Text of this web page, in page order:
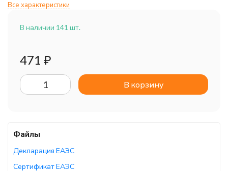
Все характеристики
В наличии 141 шт.
471 ₽
В корзину
Файлы
Декларация ЕАЭС
Сертификат ЕАЭС